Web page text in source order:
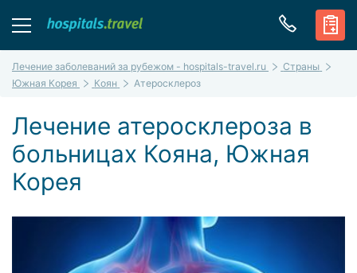
Лечение заболеваний за рубежом - hospitals-travel.ru
Страны
Южная Корея
Коян Атеросклероз
Лечение атеросклероза в
больницах Кояна, Южная
Корея